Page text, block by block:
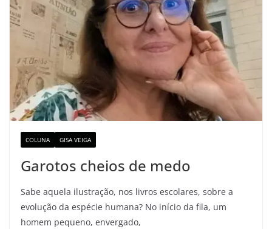
COLUNA GISA VEIGA
Garotos cheios de medo
Sabe aquela ilustração, nos livros escolares, sobre a
evolução da espécie humana? No início da fila, um
homem pequeno, envergado,